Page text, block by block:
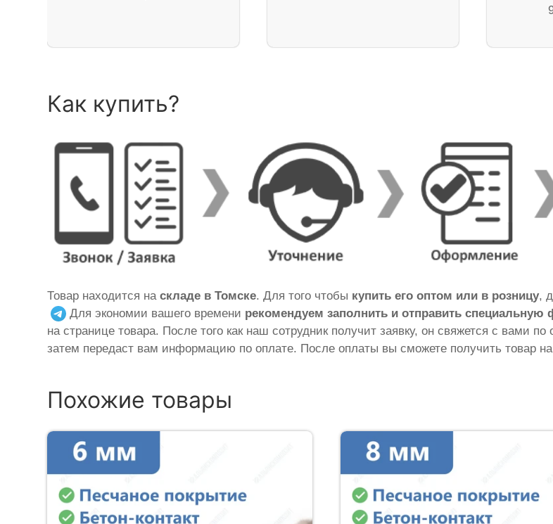
Как купить?
Товар находится наскладе в Томске. Для того чтобы купить его оптом или в розницу,
Для экономии вашего времени рекомендуем заполнить и отправить специальную
на странице товара. После того как наш сотрудник получит заявку, он свяжется с вами
затем передаст вам информацию по оплате. После оплаты вы сможете получить товар
Похожие товары